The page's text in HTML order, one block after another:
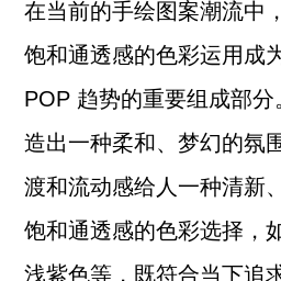
在当前的手绘图案潮流中
饱和通透感的色彩运用成
POP 趋势的重要组成部
造出一种柔和、梦幻的氛
渡和流动感给人一种清新
饱和通透感的色彩选择，
浅紫色等，既符合当下追